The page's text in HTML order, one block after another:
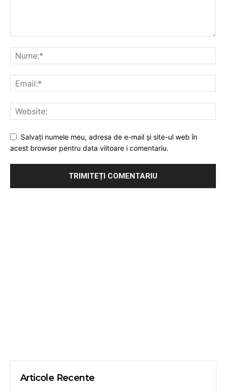
Salvați numele meu, adresa de e-mail și site-ul web în
acest browser pentru data viitoare i comentariu.
Articole Recente